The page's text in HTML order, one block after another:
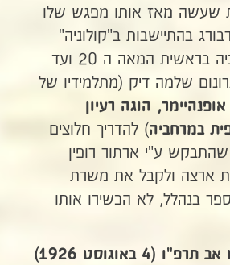
שעשה מאז אותו מפגש שלו
בהתיישבות ב"קולוניה"
החקלאית בתורכיה בראשית המאה ה 20 ועד
שלמה דיק (מתלמידיו של
הוגה רעיון
במרחביה) להדריך חלוצים
שהתבקש ע"י ארתור רופין
ארצה ולקבל את משרת
בנהלל, לא הכשירו אותו
ביום כ"ד בחודש אב תרפ"ו (4 באוגוסט 1926)